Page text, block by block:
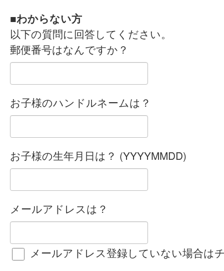
■わからない方
以下の質問に回答してください。
郵便番号はなんですか？
お子様のハンドルネームは？
お子様の生年月日は？ (YYYYMMDD)
メールアドレスは？
メールアドレス登録していない場合は